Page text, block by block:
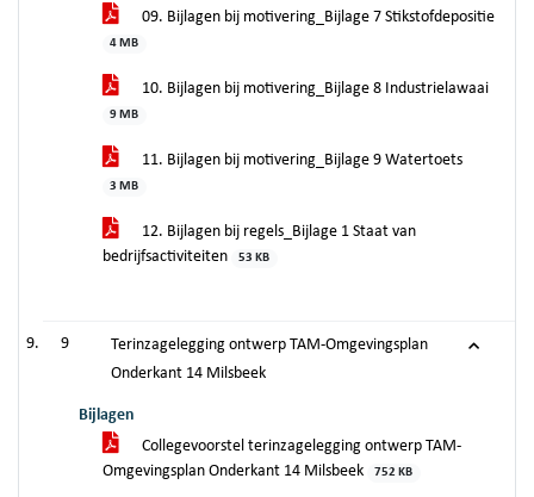
09. Bijlagen bij motivering_Bijlage 7 Stikstofdepositie
4 MB
10. Bijlagen bij motivering_Bijlage 8 Industrielawaai
9 MB
11. Bijlagen bij motivering_Bijlage 9 Watertoets
3 MB
12. Bijlagen bij regels_Bijlage 1 Staat van
bedrijfsactiviteiten
53 KB
9
Terinzagelegging ontwerp TAM-Omgevingsplan
Onderkant 14 Milsbeek
Bijlagen
Collegevoorstel terinzagelegging ontwerp TAM-
Omgevingsplan Onderkant 14 Milsbeek
752 KB